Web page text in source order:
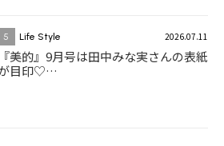
5 Life Style 2026.07.11
『美的』9月号は田中みな実さんの表紙
目印♡…